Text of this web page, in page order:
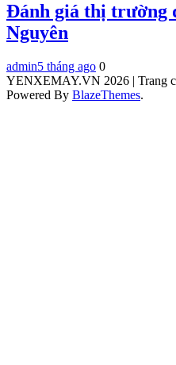
Đánh giá thị trường
Nguyên
admin5 tháng ago 0
YENXEMAY.VN 2026 | Trang
Powered By BlazeThemes.